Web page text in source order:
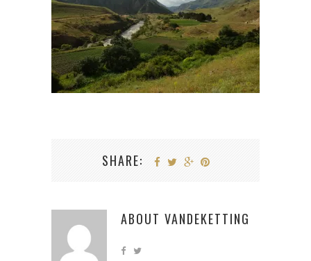
SHARE:
ABOUT VANDEKETTING